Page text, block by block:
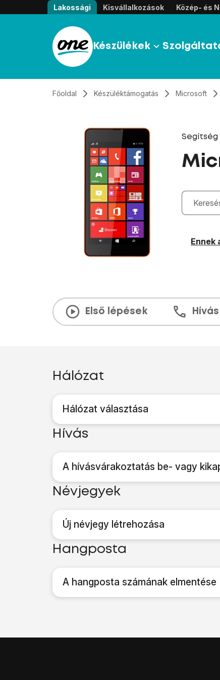
Átugrás, tovább a tartalomhoz
Lakossági Kisvállalkozások Közép- és
Készülékek
Főoldal Készüléktámogatás Microsoft
Gépelés
Ennek
Első lépések
Hálózat
Hálózat választása
Hívás
A hívásvárakoztatás be- vagy
Névjegyek
Új névjegy létrehozása
Hangposta
A hangposta számának elmentése